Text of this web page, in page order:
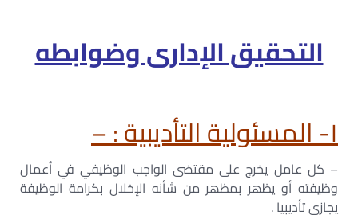
التحقيق الإدارى وضوابطه
١- المسئولية التأديبية : –
– كل عامل يخرج على مقتضى الواجب الوظيفي في أعمال
وظيفته أو يظھر بمظھر من شأنه الإخلال بكرامة الوظيفة
يجازى تأديبيا .